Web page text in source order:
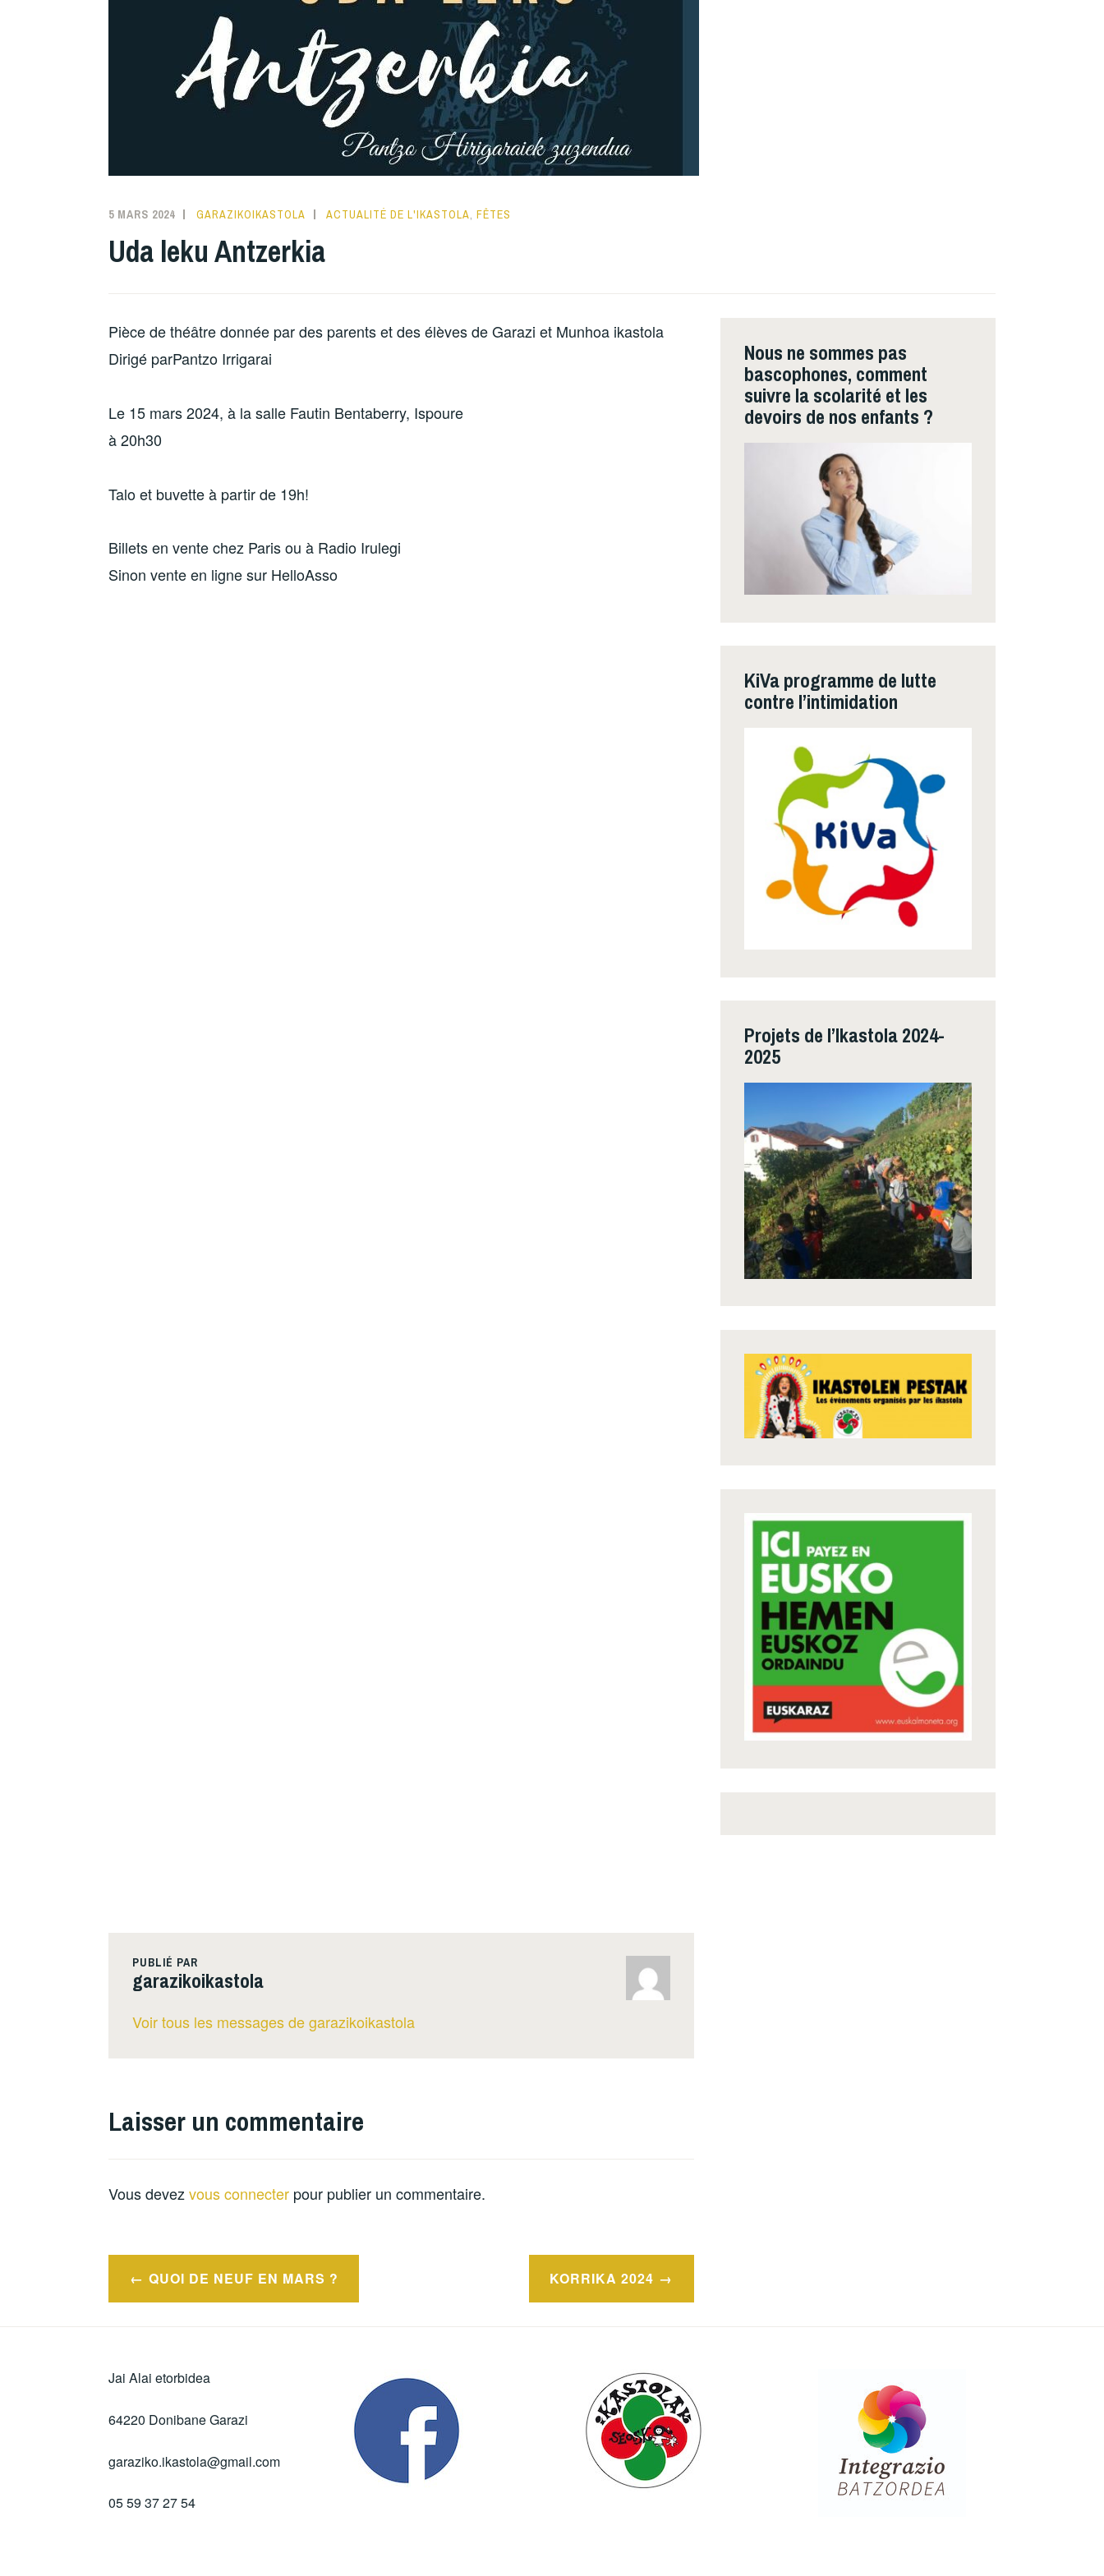
5 MARS 2024 GARAZIKOIKASTOLA ACTUALITÉ DE L'IKASTOLA, FÊTES
Uda leku Antzerkia
Pièce de théâtre donnée par des parents et des élèves de Garazi et Munhoa ikastola
Dirigé parPantzo Irrigarai
Le 15 mars 2024, à la salle Fautin Bentaberry, Ispoure
à 20h30
Talo et buvette à partir de 19h!
Billets en vente chez Paris ou à Radio Irulegi
Sinon vente en ligne sur HelloAsso
PUBLIÉ PAR
garazikoikastola
Voir tous les messages de garazikoikastola
Laisser un commentaire
Vous devez vous connecter pour publier un commentaire.
Navigation
de
QUOI DE NEUF EN MARS ? KORRIKA 2024
Nous ne sommes pas
bascophones, comment
suivre la scolarité et les
devoirs de nos enfants ?
KiVa programme de lutte
contre l’intimidation
Projets de l’Ikastola 2024-
2025
Jai Alai etorbidea
64220 Donibane Garazi
garaziko.ikastola@gmail.com
05 59 37 27 54